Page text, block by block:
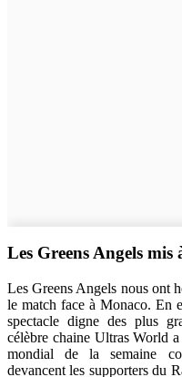
Les Greens Angels
Les Greens Angels nous ont
le match face à Monaco. En
spectacle digne des plus
célèbre chaine Ultras World
mondial de la semaine
devancent les supporters du